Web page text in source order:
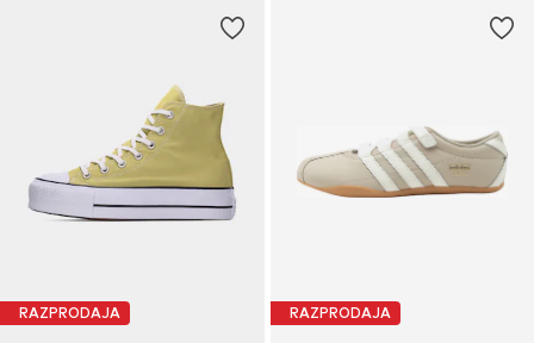
RAZPRODAJA RAZPRODAJA